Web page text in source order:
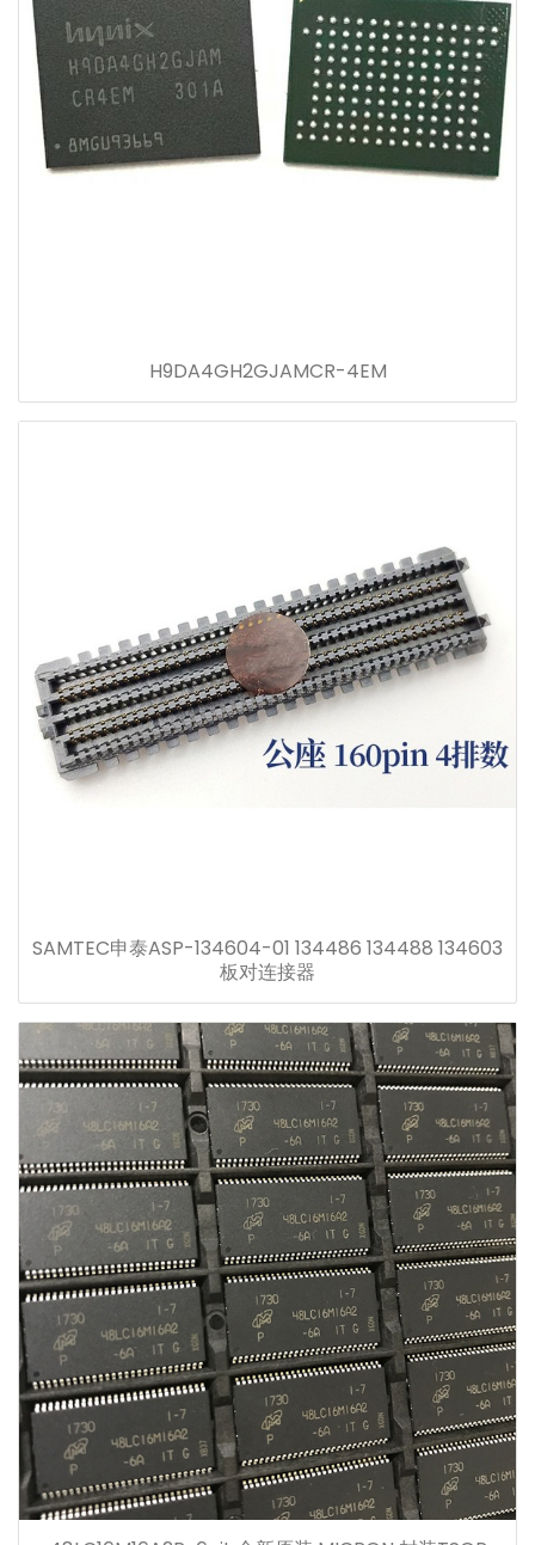
H9DA4GH2GJAMCR-4EM
SAMTEC申泰ASP-134604-01 134486 134488 134603
板对连接器